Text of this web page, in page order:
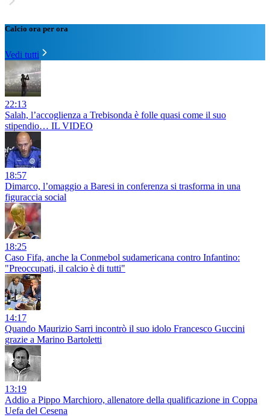
Calcio ora per ora
Vedi tutti
22:13
Salah, l’accoglienza a Trebisonda è folle quasi come il suo
stipendio… IL VIDEO
18:57
Dimarco, l’omaggio a Baresi in conferenza si trasforma in una
figuraccia social
18:25
Caso Fifa, anche la Conmebol sudamericana contro Infantino:
"Preoccupati, il calcio è di tutti"
14:17
Quando Maurizio Sarri incontrò il suo idolo Francesco Guccini
grazie a Marino Bartoletti
13:19
Addio a Pippo Marchioro, allenatore della qualificazione in Coppa
Uefa del Cesena